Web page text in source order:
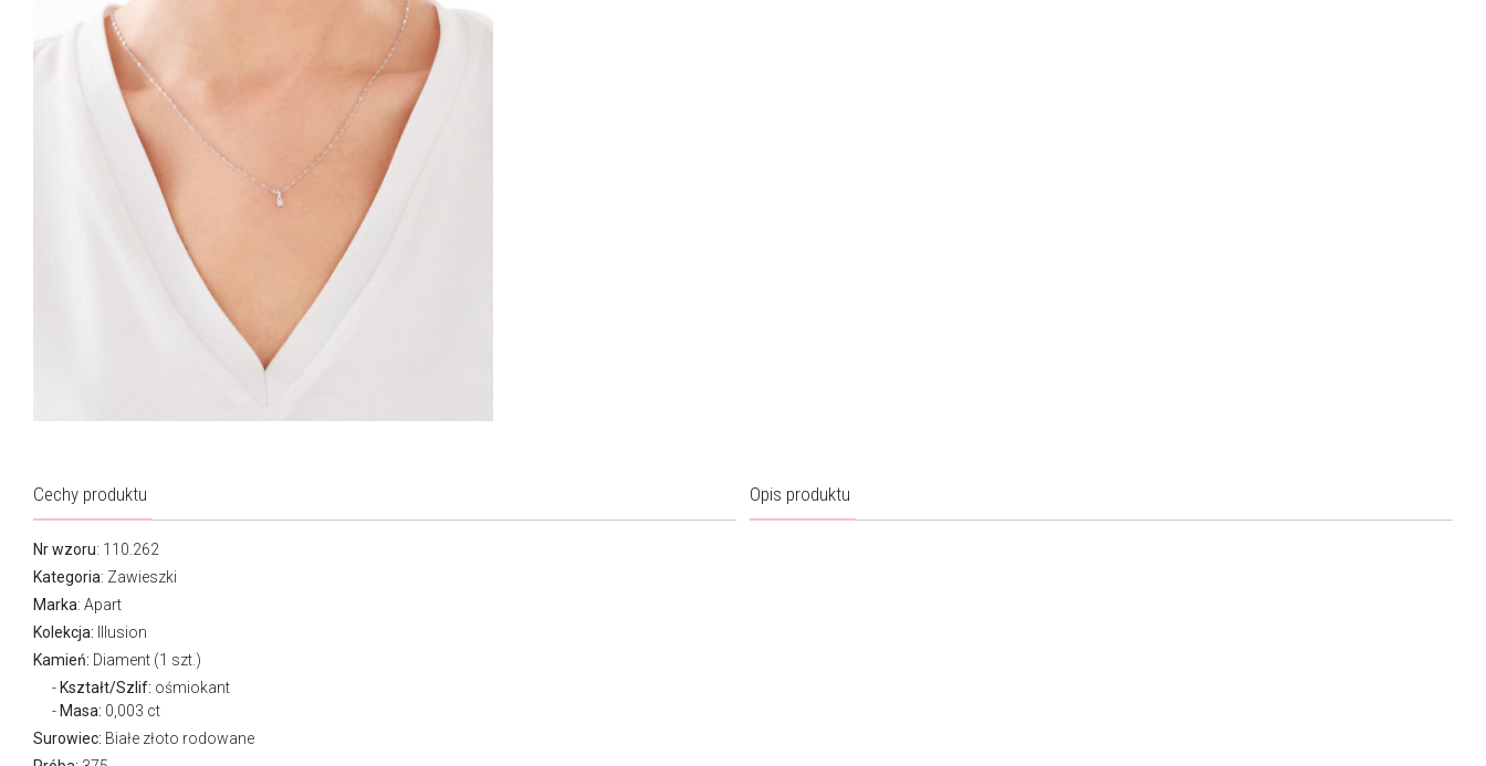
Cechy produktu
Nr wzoru: 110.262
Kategoria: Zawieszki
Marka: Apart
Kolekcja:
Illusion
Kamień: Diament (1 szt.)
Kształt/Szlif: ośmiokant
Masa: 0,003 ct
Surowiec: Białe złoto rodowane
Opis produktu